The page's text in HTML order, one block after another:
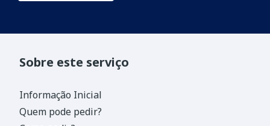
Sobre este serviço
Informação Inicial
Quem pode pedir?